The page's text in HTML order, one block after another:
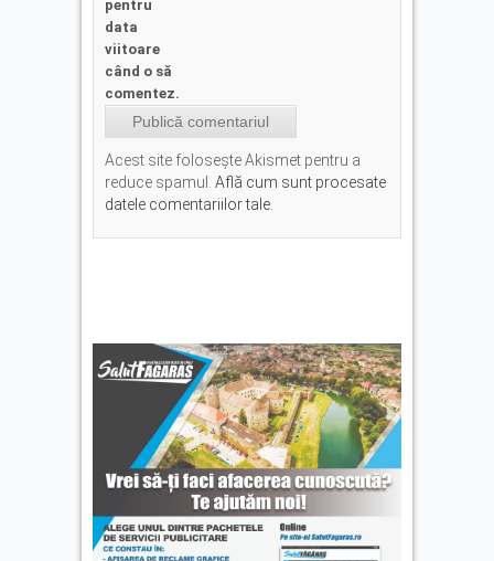
pentru
data
viitoare
când o să
comentez.
Acest site folosește Akismet pentru a
reduce spamul. Află cum sunt procesate
datele comentariilor tale